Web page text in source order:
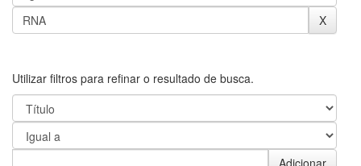
Utilizar filtros para refinar o resultado de busca.